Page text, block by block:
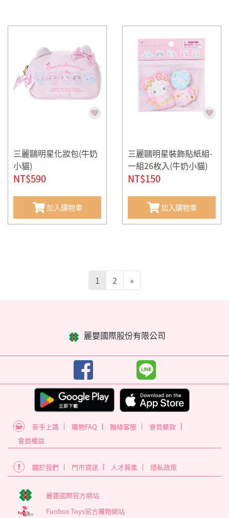
三麗鷗明星化妝包(牛奶
小貓)
NT$590
加入購物車
三麗鷗明星裝飾貼紙組-
一組26枚入(牛奶小貓)
NT$150
加入購物車
1 2 »
麗嬰國際股份有限公司
新手上路 購物FAQ 聯絡客服
會員條款
會員權益
關於我們 門市資訊 人才募集 隱私政策
麗嬰國際官方網站
Funbox Toys官方購物網站